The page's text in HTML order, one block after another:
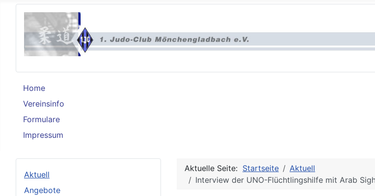
Home
Vereinsinfo
Formulare
Impressum
Aktuell
Angebote
Aktuelle Seite: Startseite
Aktuell
Interview der UNO-Flüchtlingshilfe mit Arab